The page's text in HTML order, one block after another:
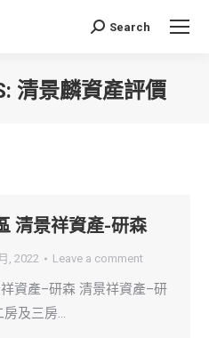
Search:
Search
清景麟資產評價
清景祥資產-研森
, 2022 Leave a comment
資產–研森 清景祥資產–研
房及三房…